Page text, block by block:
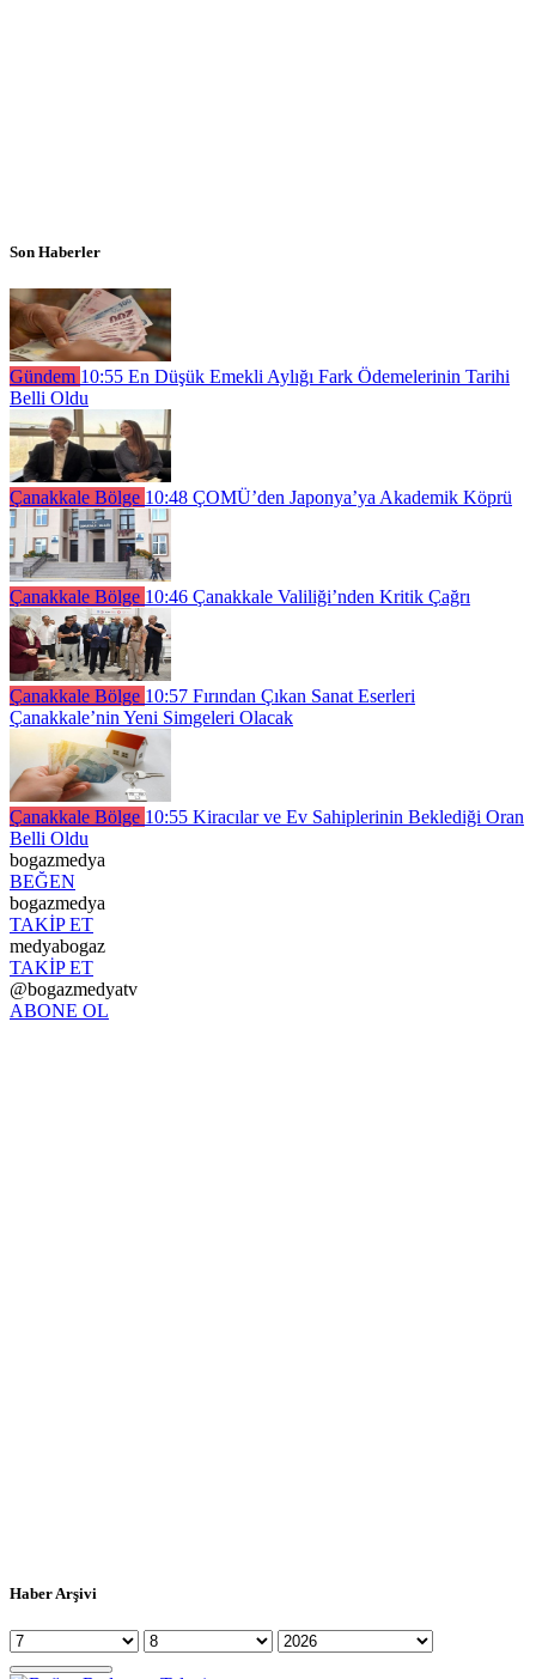
Son Haberler
Gündem 10:55 En Düşük Emekli Aylığı Fark Ödemelerinin Tarihi
Belli Oldu
Çanakkale Bölge 10:48 ÇOMÜ’den Japonya’ya Akademik Köprü
Çanakkale Bölge 10:46 Çanakkale Valiliği’nden Kritik Çağrı
Çanakkale Bölge 10:57 Fırından Çıkan Sanat Eserleri
Çanakkale’nin Yeni Simgeleri Olacak
Çanakkale Bölge 10:55 Kiracılar ve Ev Sahiplerinin Beklediği Oran
Belli Oldu
bogazmedya
BEĞEN
bogazmedya
TAKİP ET
medyabogaz
TAKİP ET
@bogazmedyatv
ABONE OL
Haber Arşivi